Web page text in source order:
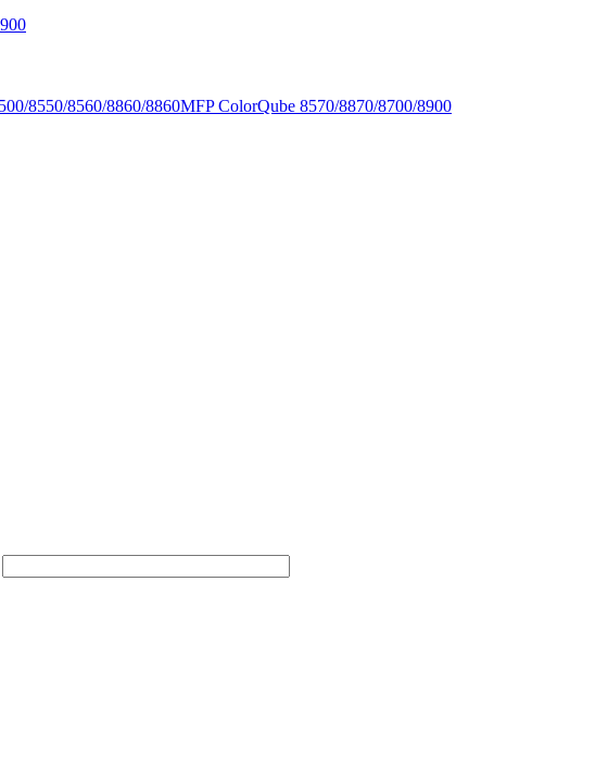
8550/8560/8860/8860MFP ColorQube 8570/8870/8700/8900